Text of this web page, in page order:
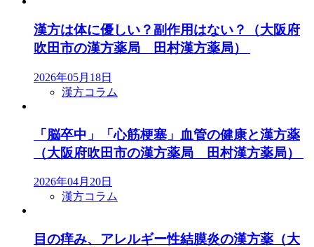
漢方は体に優しい？副作用はない？（大阪府
吹田市の漢方薬局 田村漢方薬局）
2026年05月18日
漢方コラム
「脳卒中」「心筋梗塞」血管の健康と漢方薬
（大阪府吹田市の漢方薬局 田村漢方薬局）
2026年04月20日
漢方コラム
目の痒み、アレルギー性結膜炎の漢方薬（大